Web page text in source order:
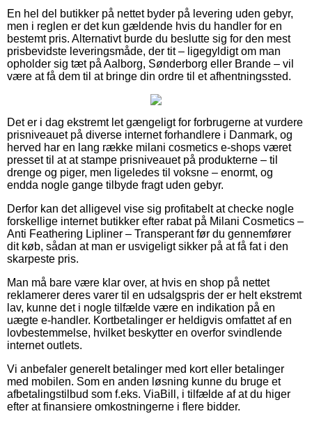
En hel del butikker på nettet byder på levering uden gebyr,
men i reglen er det kun gældende hvis du handler for en
bestemt pris. Alternativt burde du beslutte sig for den mest
prisbevidste leveringsmåde, der tit – ligegyldigt om man
opholder sig tæt på Aalborg, Sønderborg eller Brande – vil
være at få dem til at bringe din ordre til et afhentningssted.
Det er i dag ekstremt let gængeligt for forbrugerne at vurdere
prisniveauet på diverse internet forhandlere i Danmark, og
herved har en lang række milani cosmetics e-shops været
presset til at at stampe prisniveauet på produkterne – til
drenge og piger, men ligeledes til voksne – enormt, og
endda nogle gange tilbyde fragt uden gebyr.
Derfor kan det alligevel vise sig profitabelt at checke nogle
forskellige internet butikker efter rabat på Milani Cosmetics –
Anti Feathering Lipliner – Transperant før du gennemfører
dit køb, sådan at man er usvigeligt sikker på at få fat i den
skarpeste pris.
Man må bare være klar over, at hvis en shop på nettet
reklamerer deres varer til en udsalgspris der er helt ekstremt
lav, kunne det i nogle tilfælde være en indikation på en
uægte e-handler. Kortbetalinger er heldigvis omfattet af en
lovbestemmelse, hvilket beskytter en overfor svindlende
internet outlets.
Vi anbefaler generelt betalinger med kort eller betalinger
med mobilen. Som en anden løsning kunne du bruge et
afbetalingstilbud som f.eks. ViaBill, i tilfælde af at du higer
efter at finansiere omkostningerne i flere bidder.